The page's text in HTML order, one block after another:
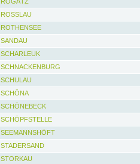
ROSSLAU
ROTHENSEE
SANDAU
SCHARLEUK
SCHNACKENBURG
SCHULAU
SCHÖNA
SCHÖNEBECK
SCHÖPFSTELLE
SEEMANNSHÖFT
STADERSAND
STORKAU